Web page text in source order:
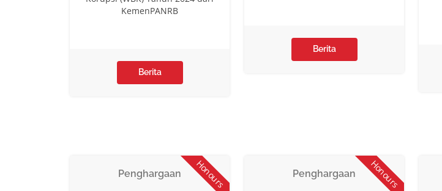
KemenPANRB
Berita
Berita
Honours
Penghargaan Honours
Penghargaan